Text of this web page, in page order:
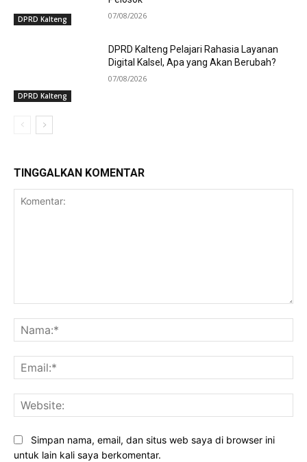
DPRD Kalteng 07/08/2026
DPRD Kalteng
DPRD Kalteng Pelajari Rahasia Layanan
Digital Kalsel, Apa yang Akan Berubah?
07/08/2026
TINGGALKAN KOMENTAR
Simpan nama, email, dan situs web saya di browser ini
untuk lain kali saya berkomentar.